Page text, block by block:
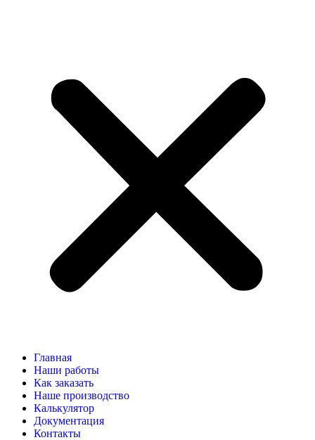
Главная
Наши работы
Как заказать
Наше производство
Калькулятор
Документация
Контакты